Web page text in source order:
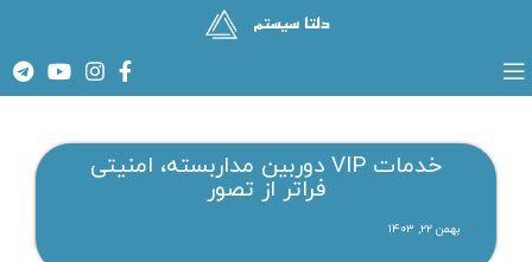
خدمات VIP دوربین مداربسته، امنیتی
فراتر از تصور
بهمن ۲۲, ۱۴۰۳